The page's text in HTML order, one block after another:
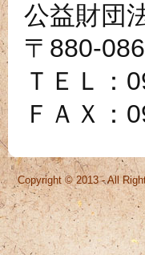
公益財団
〒880-
ＴＥＬ：
ＦＡＸ：
Copyright © 2013 - All